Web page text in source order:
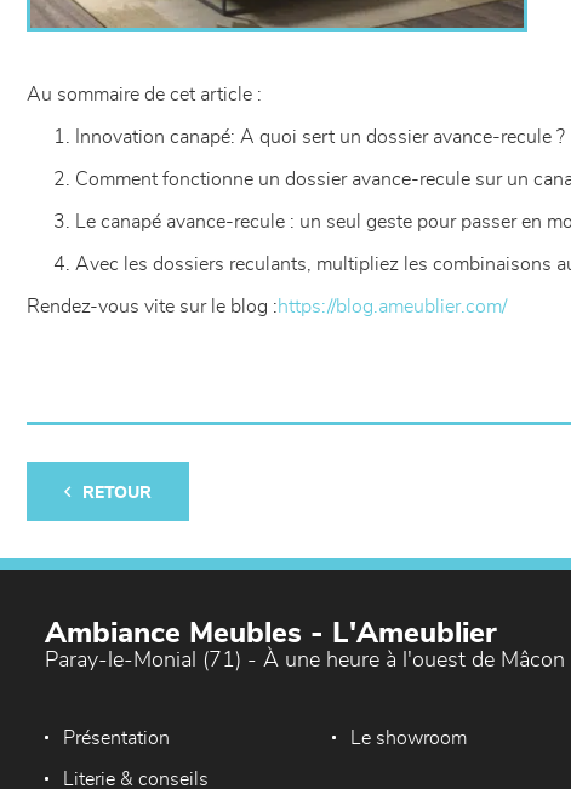
Au sommaire de cet article :
Innovation canapé: A quoi sert un dossier avance-recule ?
Comment fonctionne un dossier avance-recule sur un
Le canapé avance-recule : un seul geste pour passer en
Avec les dossiers reculants, multipliez les combinaisons
Rendez-vous vite sur le blog :https://blog.ameublier.com/
RETOUR
Ambiance Meubles - L'Ameublier
Paray-le-Monial (71) - À une heure à l'ouest de Mâcon
Présentation Le showroom
Literie & conseils